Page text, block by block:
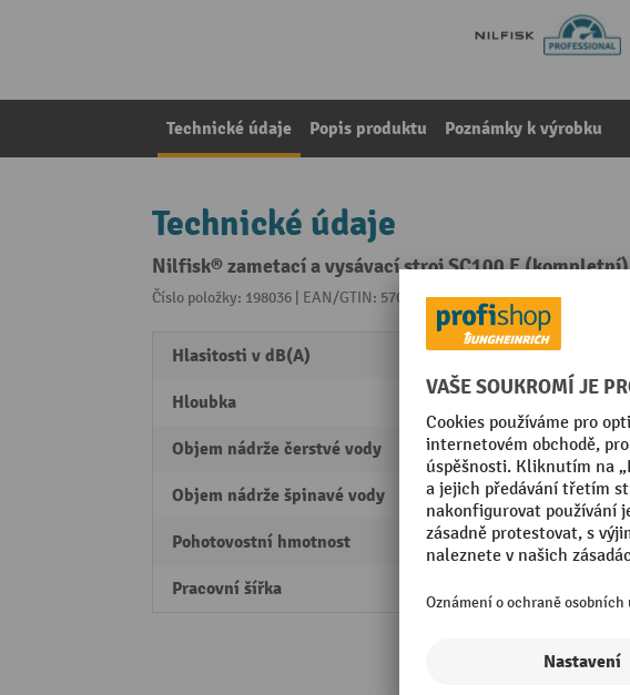
Technické údaje Popis produktu Poznámky k výrobku
Technické údaje
Nilfisk® zametací a vysávací stroj SC100 E (kompletní)
Číslo položky: 198036 | EAN/GTIN: 5703887124023Z kategorie:
Hlasitosti v dB(A) 72 dB(A)
Hloubka
Objem nádrže čerstvé vody 3 l
Objem nádrže špinavé vody 4 l
Pohotovostní hmotnost 15 kg
Pracovní šířka